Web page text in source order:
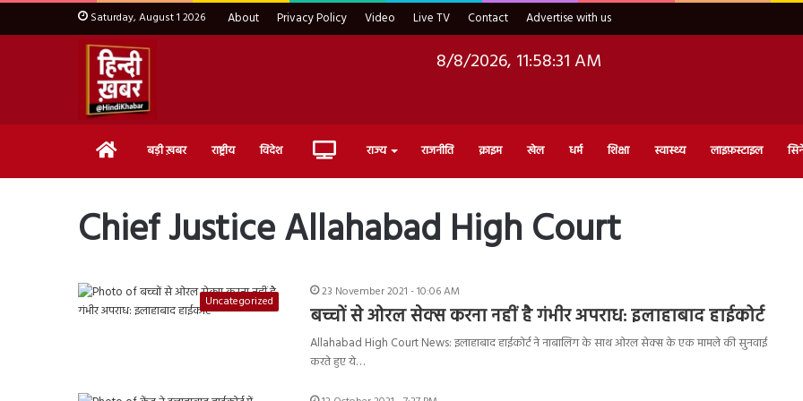
Saturday, August 1 2026 About Privacy Policy Video Live TV Contact Advertise with us
8/8/2026, 11:58:32 AM
Home बड़ी ख़बर राष्ट्रीय विदेश Live राज्य राजनीति क्राइम खेल धर्म शिक्षा स्वास्थ्य लाइफ़स्टाइल
Chief Justice Allahabad High Court
Uncategorized
23 November 2021 - 10:06 AM
बच्चों से ओरल सेक्स करना नहीं है गंभीर अपराध: इलाहाबाद हाईकोर्ट
Allahabad High Court News: इलाहाबाद हाईकोर्ट ने नाबालिग के साथ ओरल सेक्स के एक मामले की सुनवाई
करते हुए ये…